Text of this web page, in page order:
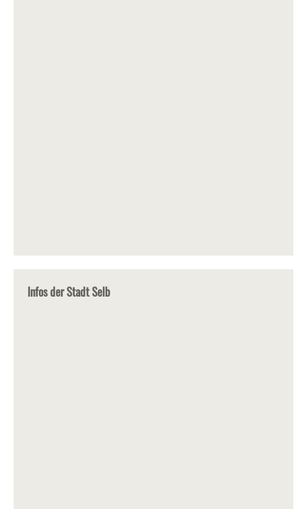
Infos der Stadt Selb